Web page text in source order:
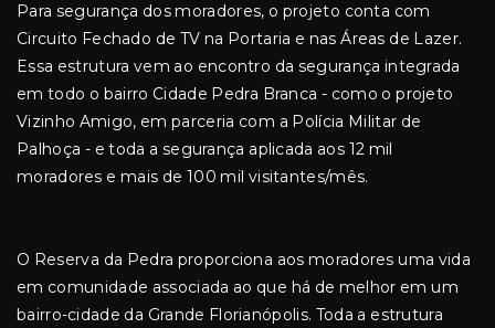
Para segurança dos moradores, o projeto conta com
Circuito Fechado de TV na Portaria e nas Áreas de Lazer.
Essa estrutura vem ao encontro da segurança integrada
em todo o bairro Cidade Pedra Branca - como o projeto
Vizinho Amigo, em parceria com a Polícia Militar de
Palhoça - e toda a segurança aplicada aos 12 mil
moradores e mais de 100 mil visitantes/mês.
O Reserva da Pedra proporciona aos moradores uma vida
em comunidade associada ao que há de melhor em um
bairro-cidade da Grande Florianópolis. Toda a estrutura